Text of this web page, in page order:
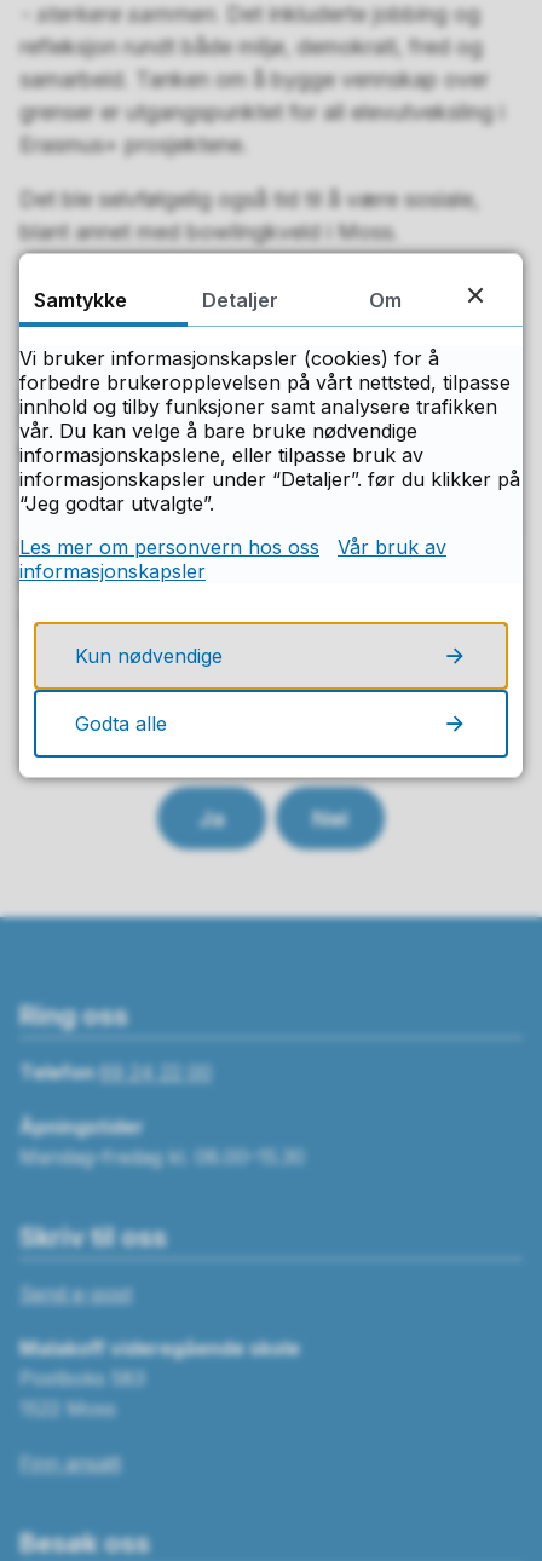
- sterkere sammen. Det inkluderte jobbing og
refleksjon rundt både miljø, demokrati, fred og
samarbeid. Tanken om å bygge vennskap over
grenser er utgangspunktet for all elevutveksling i
Erasmus+ prosjektene.
Det ble selvfølgelig også tid til å være sosiale,
blant annet med bowlingkveld i Moss.
EU sponser utvekslingsprogrammet Erasmus+ som
Malakoff vgs er en del av.
EU
Publisert av
Merete Kildahl
Publisert
04.02.2026 08.58
Sist endret
27.04.2026 10.41
Fant du det du lette etter på denne
siden?
Ja Nei
Ring oss
Telefon69 24 22 00
Åpningstider
Mandag–fredag kl. 08.00–15.30
Skriv til oss
Send e-post
Malakoff videregående skole
Postboks 583
1522 Moss
Finn ansatt
Besøk oss
Samtykke Detaljer Om
Vi bruker informasjonskapsler (cookies) for å
forbedre brukeropplevelsen på vårt nettsted, tilpasse
innhold og tilby funksjoner samt analysere trafikken
vår. Du kan velge å bare bruke nødvendige
informasjonskapslene, eller tilpasse bruk av
informasjonskapsler under “Detaljer”. før du klikker på
“Jeg godtar utvalgte”.
Les mer om personvern hos oss
Vår bruk av
informasjonskapsler
Kun nødvendige
Godta alle